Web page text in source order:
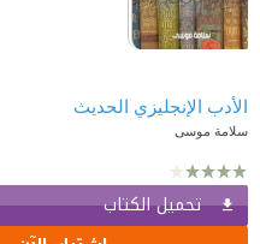
الأدب الإنجليزي الحديث
سلامة موسى
تحميل الكتاب